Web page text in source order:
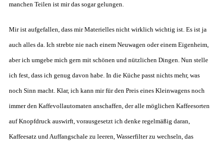
manchen Teilen ist mir das sogar gelungen.
Mir ist aufgefallen, dass mir Materielles nicht wirklich wichtig ist. Es ist ja
auch alles da. Ich strebte nie nach einem Neuwagen oder einem Eigenheim,
aber ich umgebe mich gern mit schönen und nützlichen Dingen. Nun stelle
ich fest, dass ich genug davon habe. In die Küche passt nichts mehr, was
noch Sinn macht. Klar, ich kann mir für den Preis eines Kleinwagens noch
immer den Kaffevollautomaten anschaffen, der alle möglichen Kaffeesorten
auf Knopfdruck auswirft, vorausgesetzt ich denke regelmäßig daran,
Kaffeesatz und Auffangschale zu leeren, Wasserfilter zu wechseln, das